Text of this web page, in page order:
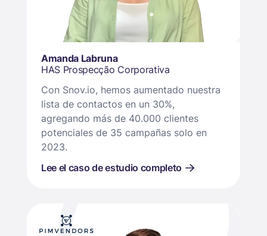
Amanda Labruna
HAS Prospecção Corporativa
Con Snov.io, hemos aumentado nuestra
lista de contactos en un 30%,
agregando más de 40.000 clientes
potenciales de 35 campañas solo en
2023.
Lee el caso de estudio completo